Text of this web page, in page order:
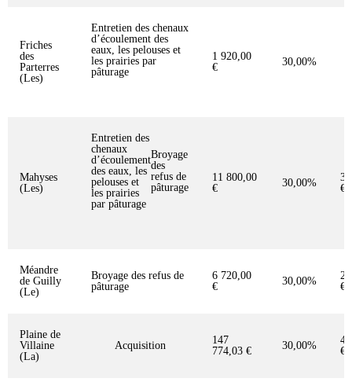
Friches
des
Parterres
(Les)
Entretien des chenaux
d’écoulement des
eaux, les pelouses et
les prairies par
pâturage
1 920,00
€
30,00%
Mahyses
(Les)
Entretien des
chenaux
d’écoulement
des eaux, les
pelouses et
les prairies
par pâturage
Broyage
des
refus de
pâturage
11 800,00
€
30,00%
3
€
Méandre
de Guilly
(Le)
Broyage des refus de
pâturage
6 720,00
€
30,00%
2
€
Plaine de
Villaine
(La)
Acquisition
147
774,03 €
30,00%
€